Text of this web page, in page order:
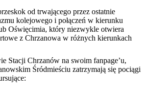
od trwającego przez ostatnie
kolejowego i połączeń w kierunku
Oświęcimia, który niezwykle otwiera
z Chrzanowa w różnych kierunkach
Stacji Chrzanów na swoim fanpage’u,
Śródmieściu zatrzymają się pociągi